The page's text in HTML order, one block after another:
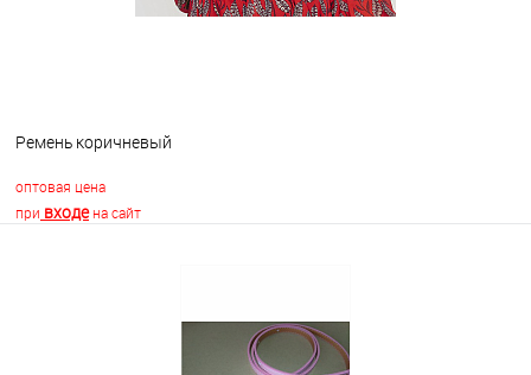
Ремень коричневый
оптовая цена
при входена сайт
Недоступно